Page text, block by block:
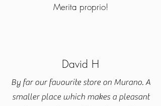
Merita proprio!
David H
By far our favourite store on Murano. A
smaller place which makes a pleasant